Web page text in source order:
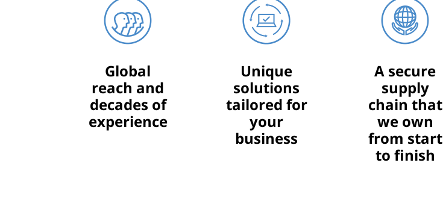
Global
reach and
decades of
experience
Unique
solutions
tailored for
your
business
A secure
supply
chain that
we own
from start
to finish